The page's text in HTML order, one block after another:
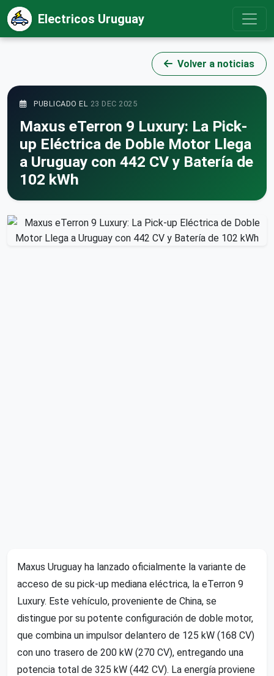
Electricos Uruguay
Volver a noticias
PUBLICADO EL 23 DEC 2025
Maxus eTerron 9 Luxury: La Pick-
up Eléctrica de Doble Motor Llega
a Uruguay con 442 CV y Batería de
102 kWh
Maxus Uruguay ha lanzado oficialmente la variante de
acceso de su pick-up mediana eléctrica, la eTerron 9
Luxury. Este vehículo, proveniente de China, se
distingue por su potente configuración de doble motor,
que combina un impulsor delantero de 125 kW (168 CV)
con uno trasero de 200 kW (270 CV), entregando una
potencia total de 325 kW (442 CV). La energía proviene